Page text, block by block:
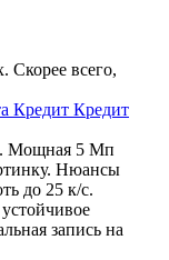
Скорее всего,
Кредит Кредит
Мощная 5 Мп
Нюансы
до 25 к/с.
запись на